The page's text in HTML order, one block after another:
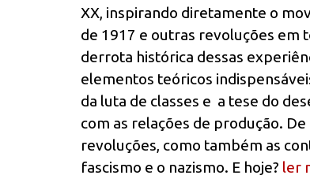
XX, inspirando diretamente o
de 1917 e outras revoluções em
derrota histórica dessas
elementos teóricos
da luta de classes e a tese do
com as relações de produção.
revoluções, como também as
fascismo e o nazismo. E hoje? ler